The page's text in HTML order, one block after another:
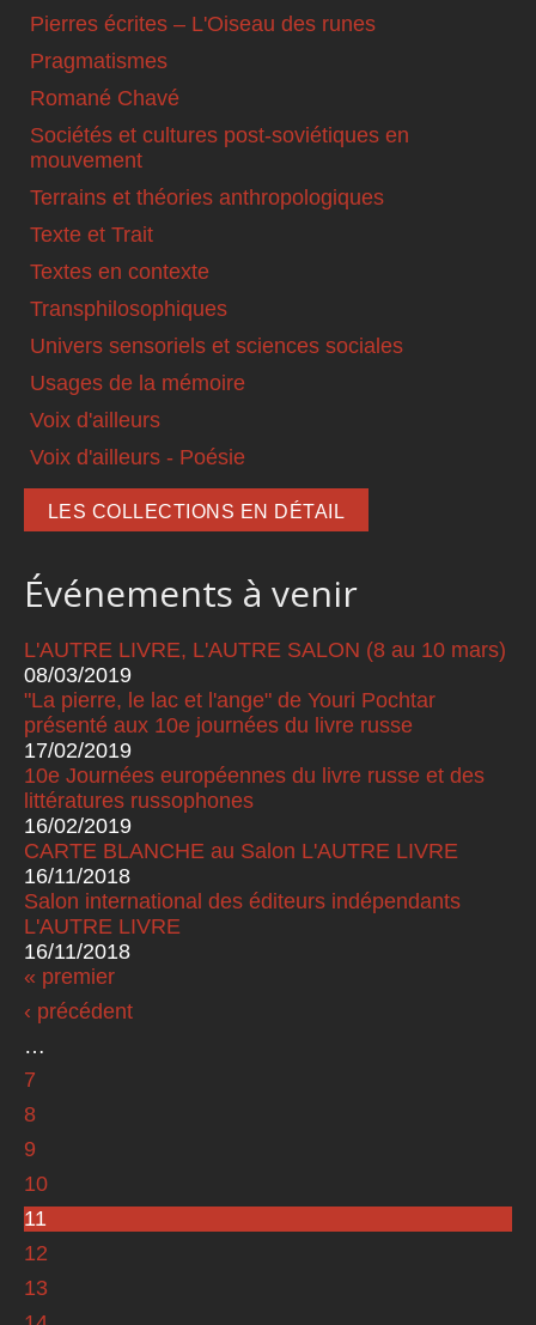
Pierres écrites – L'Oiseau des runes
Pragmatismes
Romané Chavé
Sociétés et cultures post-soviétiques en
mouvement
Terrains et théories anthropologiques
Texte et Trait
Textes en contexte
Transphilosophiques
Univers sensoriels et sciences sociales
Usages de la mémoire
Voix d'ailleurs
Voix d'ailleurs - Poésie
LES COLLECTIONS EN DÉTAIL
Événements à venir
L'AUTRE LIVRE, L'AUTRE SALON (8 au 10 mars)
08/03/2019
"La pierre, le lac et l'ange" de Youri Pochtar
présenté aux 10e journées du livre russe
17/02/2019
10e Journées européennes du livre russe et des
littératures russophones
16/02/2019
CARTE BLANCHE au Salon L'AUTRE LIVRE
16/11/2018
Salon international des éditeurs indépendants
L'AUTRE LIVRE
16/11/2018
Pages
« premier
‹ précédent
…
7
8
9
10
11
12
13